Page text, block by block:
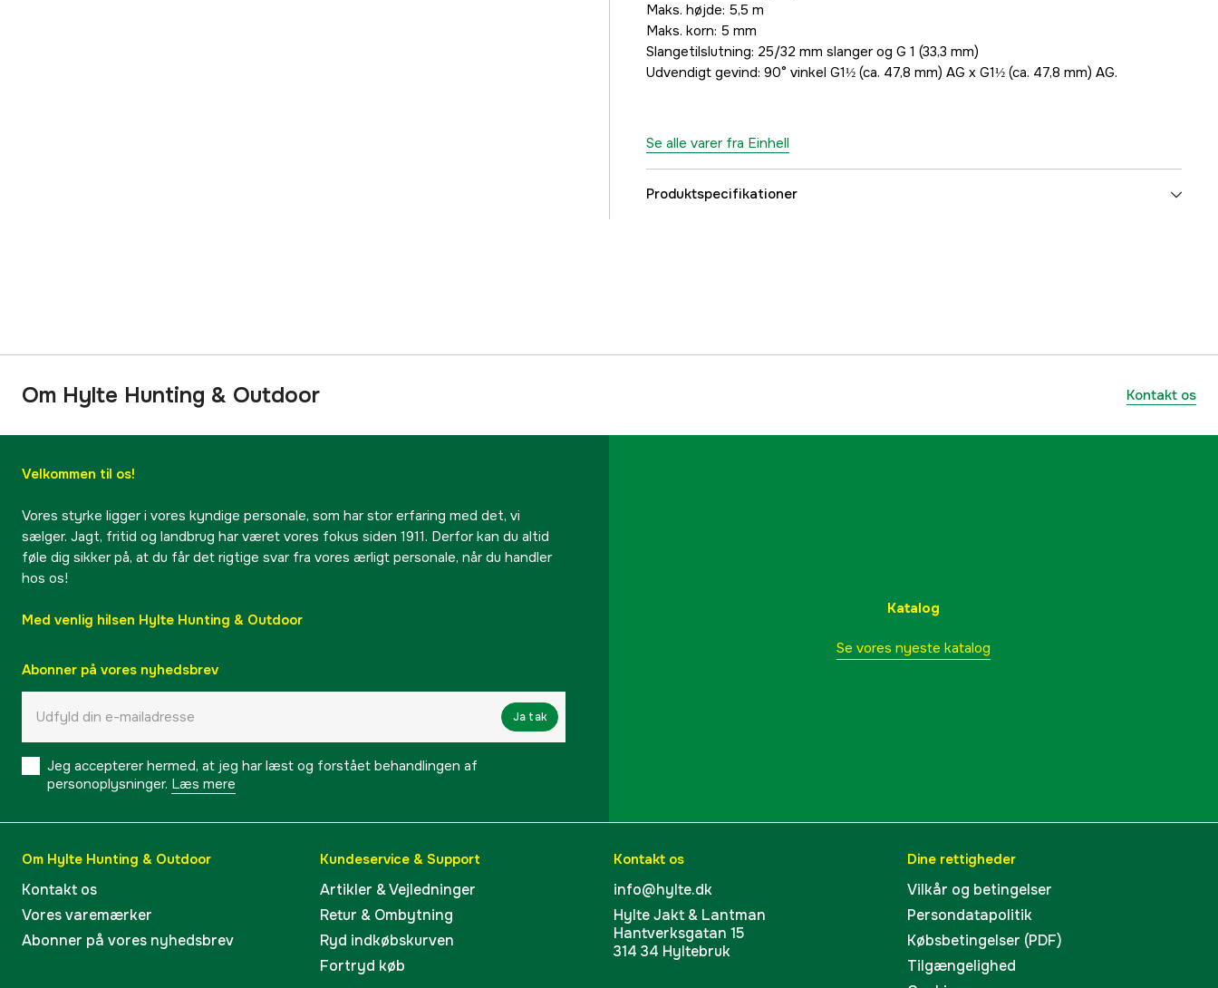
Maks. højde: 5,5 m
Maks. korn: 5 mm
Slangetilslutning: 25/32 mm slanger og G 1 (33,3 mm)
Udvendigt gevind: 90° vinkel G1½ (ca. 47,8 mm) AG x G1½ (ca. 47,8 mm) AG.
Se alle varer fra Einhell
Produktspecifikationer
Om Hylte Hunting & Outdoor Kontakt os
Velkommen til os!
Vores styrke ligger i vores kyndige personale, som har stor erfaring med det, vi
sælger. Jagt, fritid og landbrug har været vores fokus siden 1911. Derfor kan du altid
føle dig sikker på, at du får det rigtige svar fra vores ærligt personale, når du handler
hos os!
Med venlig hilsen Hylte Hunting & Outdoor
Abonner på vores nyhedsbrev
Ja tak
Jeg accepterer hermed, at jeg har læst og forstået behandlingen af ​​
personoplysninger. Læs mere
Katalog
Se vores nyeste katalog
Om Hylte Hunting & Outdoor
Kontakt os
Vores varemærker
Abonner på vores nyhedsbrev
Kundeservice & Support
Artikler & Vejledninger
Retur & Ombytning
Ryd indkøbskurven
Fortryd køb
Kontakt os
info@hylte.dk
Hylte Jakt & Lantman
Hantverksgatan 15
314 34 Hyltebruk
Dine rettigheder
Vilkår og betingelser
Persondatapolitik
Købsbetingelser (PDF)
Tilgængelighed